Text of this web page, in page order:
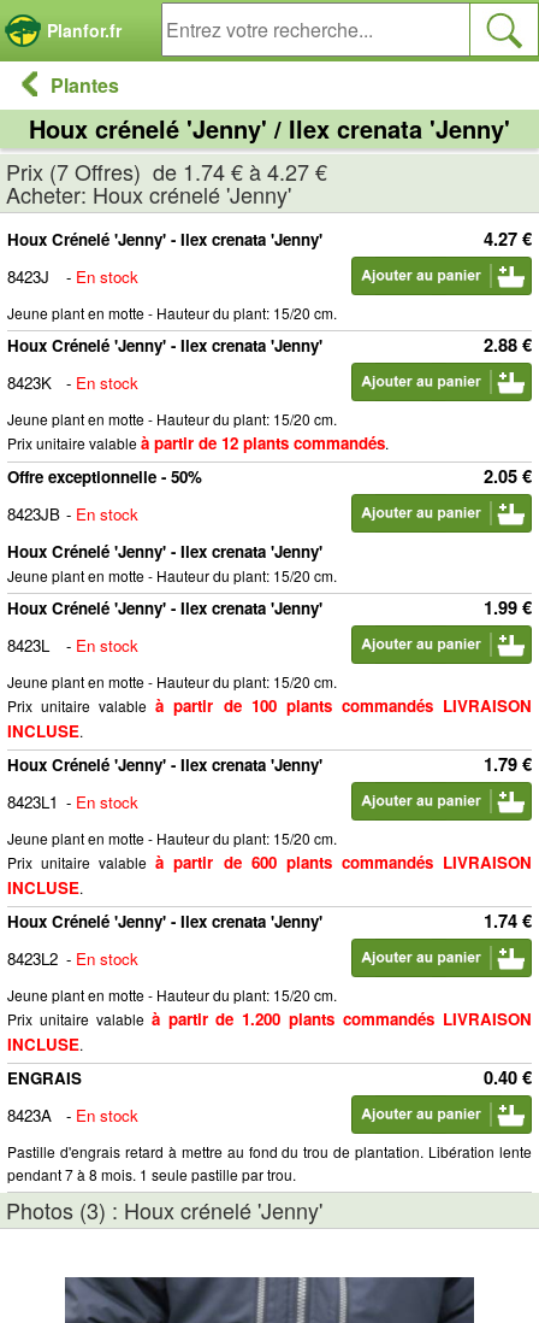
Planfor.fr
Plantes
Houx crénelé 'Jenny' / Ilex crenata 'Jenny'
Prix (7 Offres) de 1.74 € à 4.27 €
Acheter: Houx crénelé 'Jenny'
4.27 €
Houx Crénelé 'Jenny' - Ilex crenata 'Jenny'
8423J
- En stock
Jeune plant en motte - Hauteur du plant: 15/20 cm.
2.88 €
Houx Crénelé 'Jenny' - Ilex crenata 'Jenny'
8423K
- En stock
Jeune plant en motte - Hauteur du plant: 15/20 cm.
Prix unitaire valableà partir de 12 plants commandés.
2.05 €
Offre exceptionnelle - 50%
8423JB - En stock
Houx Crénelé 'Jenny' - Ilex crenata 'Jenny'
Jeune plant en motte - Hauteur du plant: 15/20 cm.
1.99 €
Houx Crénelé 'Jenny' - Ilex crenata 'Jenny'
8423L
- En stock
Jeune plant en motte - Hauteur du plant: 15/20 cm.
Prix unitaire valableà partir de 100 plants commandés LIVRAISON
INCLUSE.
1.79 €
Houx Crénelé 'Jenny' - Ilex crenata 'Jenny'
8423L1 - En stock
Jeune plant en motte - Hauteur du plant: 15/20 cm.
Prix unitaire valableà partir de 600 plants commandés LIVRAISON
INCLUSE.
1.74 €
Houx Crénelé 'Jenny' - Ilex crenata 'Jenny'
8423L2 - En stock
Jeune plant en motte - Hauteur du plant: 15/20 cm.
Prix unitaire valable à partir de 1.200 plants commandés LIVRAISON
INCLUSE.
0.40 €
ENGRAIS
8423A
- En stock
Pastille d'engrais retard à mettre au fond du trou de plantation. Libération lente
pendant 7 à 8 mois. 1 seule pastille par trou.
Photos (3) : Houx crénelé 'Jenny'
Panneau de gestion des cookies